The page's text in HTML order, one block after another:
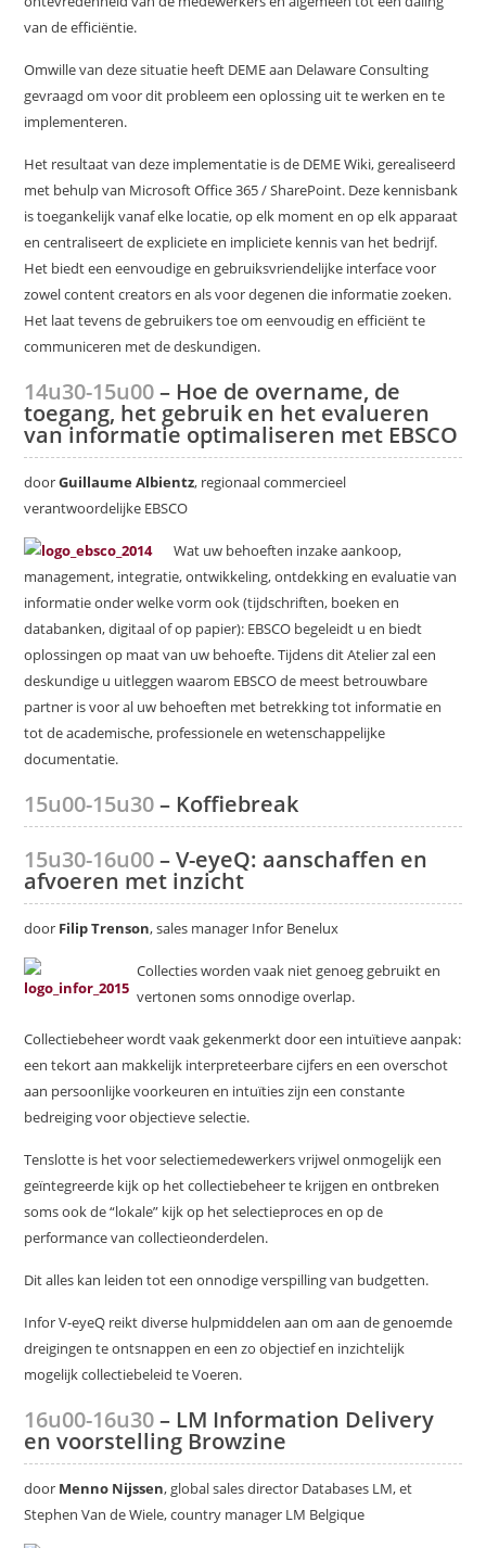
van de efficiëntie.
Omwille van deze situatie heeft DEME aan Delaware Consulting
gevraagd om voor dit probleem een oplossing uit te werken en te
implementeren.
Het resultaat van deze implementatie is de DEME Wiki, gerealiseerd
met behulp van Microsoft Office 365 / SharePoint. Deze kennisbank
is toegankelijk vanaf elke locatie, op elk moment en op elk apparaat
en centraliseert de expliciete en impliciete kennis van het bedrijf.
Het biedt een eenvoudige en gebruiksvriendelijke interface voor
zowel content creators en als voor degenen die informatie zoeken.
Het laat tevens de gebruikers toe om eenvoudig en efficiënt te
communiceren met de deskundigen.
14u30-15u00– Hoe de overname, de
toegang, het gebruik en het evalueren
van informatie optimaliseren met EBSCO
doorGuillaume Albientz, regionaal commercieel
verantwoordelijke EBSCO
Wat uw behoeften inzake aankoop,
management, integratie, ontwikkeling, ontdekking en evaluatie van
informatie onder welke vorm ook (tijdschriften, boeken en
databanken, digitaal of op papier): EBSCO begeleidt u en biedt
oplossingen op maat van uw behoefte. Tijdens dit Atelier zal een
deskundige u uitleggen waarom EBSCO de meest betrouwbare
partner is voor al uw behoeften met betrekking tot informatie en
tot de academische, professionele en wetenschappelijke
documentatie.
15u00-15u30– Koffiebreak
15u30-16u00– V-eyeQ: aanschaffen en
afvoeren met inzicht
door Filip Trenson, sales manager Infor Benelux
Collecties worden vaak niet genoeg gebruikt en
vertonen soms onnodige overlap.
Collectiebeheer wordt vaak gekenmerkt door een intuïtieve aanpak:
een tekort aan makkelijk interpreteerbare cijfers en een overschot
aan persoonlijke voorkeuren en intuïties zijn een constante
bedreiging voor objectieve selectie.
Tenslotte is het voor selectiemedewerkers vrijwel onmogelijk een
geïntegreerde kijk op het collectiebeheer te krijgen en ontbreken
soms ook de “lokale” kijk op het selectieproces en op de
performance van collectieonderdelen.
Dit alles kan leiden tot een onnodige verspilling van budgetten.
Infor V-eyeQ reikt diverse hulpmiddelen aan om aan de genoemde
dreigingen te ontsnappen en een zo objectief en inzichtelijk
mogelijk collectiebeleid te Voeren.
16u00-16u30– LM Information Delivery
en voorstelling Browzine
door Menno Nijssen, global sales director Databases LM, et
Stephen Van de Wiele, country manager LM Belgique